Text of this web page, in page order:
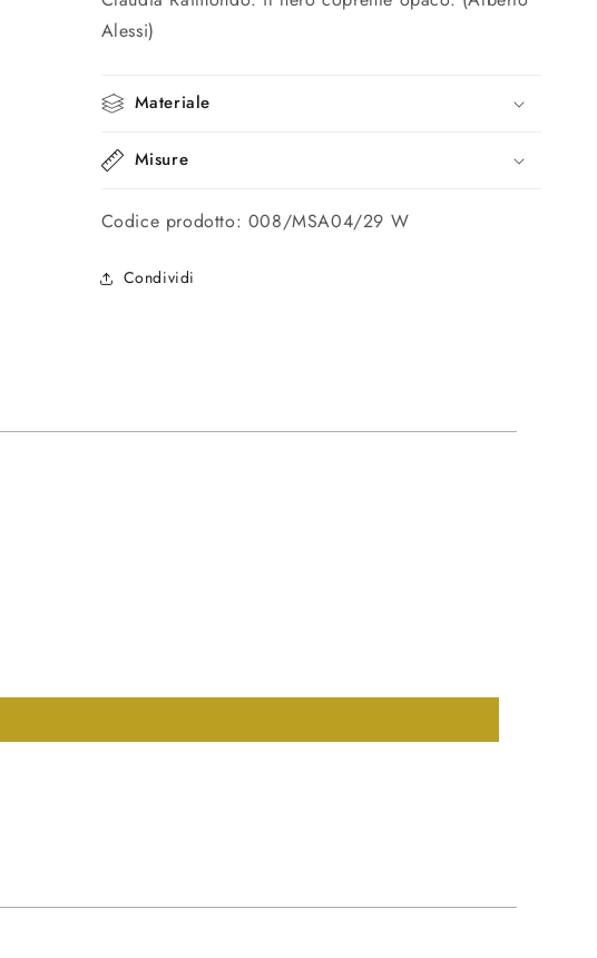
Alessi)
Materiale
Misure
Codice prodotto: 008/MSA04/29 W
Condividi